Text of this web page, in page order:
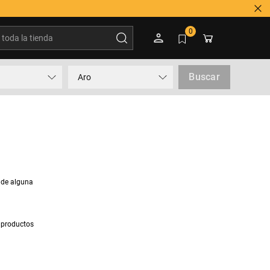
Tienes duda? Contactar a 600 3600 500
0
Aro Buscar
alguna